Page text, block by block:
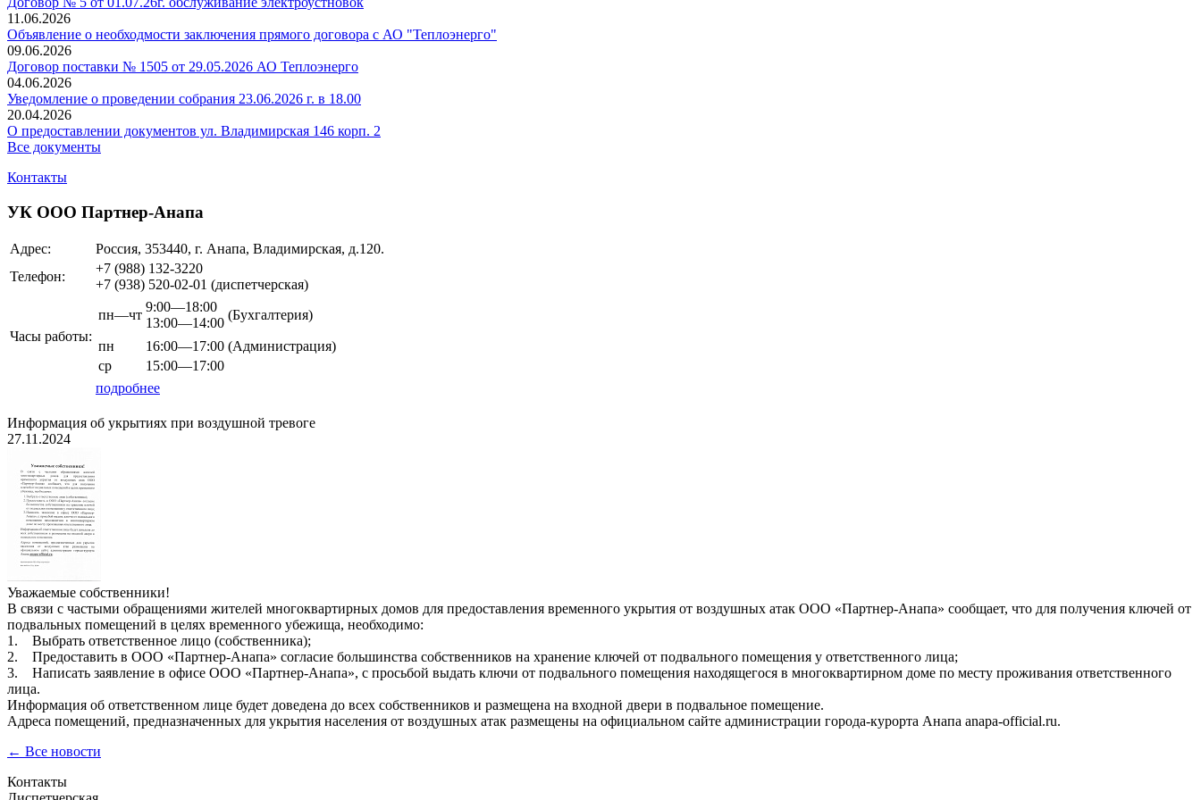
11.06.2026
Объявление о необходмости заключения прямого договора с АО "Теплоэнерго"
09.06.2026
Договор поставки № 1505 от 29.05.2026 АО Теплоэнерго
04.06.2026
Уведомление о проведении собрания 23.06.2026 г. в 18.00
20.04.2026
О предоставлении документов ул. Владимирская 146 корп. 2
Все документы
Контакты
УК ООО Партнер-Анапа
Адрес:
Россия, 353440, г. Анапа, Владимирская, д.120.
Телефон:
+7 (988) 132-3220
+7 (938) 520-02-01 (диспетчерская)
Часы работы:
пн—чт
9:00—18:00
13:00—14:00
(Бухгалтерия)
пн 16:00—17:00 (Администрация)
ср
15:00—17:00
подробнее
Информация об укрытиях при воздушной тревоге
27.11.2024
Уважаемые собственники!
В связи с частыми обращениями жителей многоквартирных домов для предоставления временного укрытия от воздушных атак ООО «Партнер-Анапа» сообщает, что для получения ключей от
подвальных помещений в целях временного убежища, необходимо:
1. Выбрать ответственное лицо (собственника);
2. Предоставить в ООО «Партнер-Анапа» согласие большинства собственников на хранение ключей от подвального помещения у ответственного лица;
3. Написать заявление в офисе ООО «Партнер-Анапа», с просьбой выдать ключи от подвального помещения находящегося в многоквартирном доме по месту проживания ответственного
лица.
Информация об ответственном лице будет доведена до всех собственников и размещена на входной двери в подвальное помещение.
Адреса помещений, предназначенных для укрытия населения от воздушных атак размещены на официальном сайте администрации города-курорта Анапа anapa-official.ru.
← Все новости
Контакты